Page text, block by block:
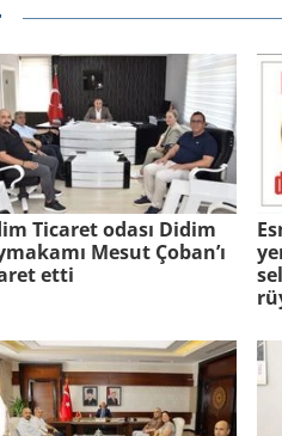
Ticaret odası Didim
Mesut Çoban’ı
etti